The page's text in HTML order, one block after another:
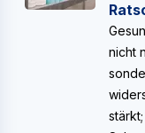
nicht